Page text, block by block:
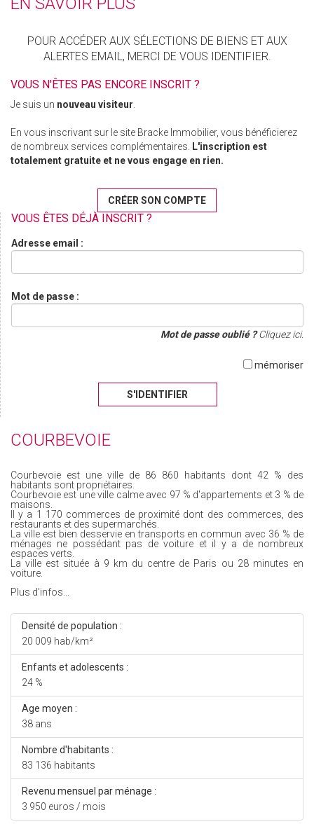
POUR ACCÉDER AUX SÉLECTIONS DE BIENS ET AUX
ALERTES EMAIL, MERCI DE VOUS IDENTIFIER.
VOUS N'ÊTES PAS ENCORE INSCRIT ?
Je suis un nouveau visiteur.
En vous inscrivant sur le site Bracke Immobilier, vous bénéficierez
de nombreux services complémentaires. L'inscription est
totalement gratuite et ne vous engage en rien.
CRÉER SON COMPTE
VOUS ÊTES DÉJÀ INSCRIT ?
Adresse email :
Mot de passe :
Mot de passe oublié ?Cliquez ici.
mémoriser
S'IDENTIFIER
COURBEVOIE
Courbevoie est une ville de 86 860 habitants dont 42 % des
habitants sont propriétaires.
Courbevoie est une ville calme avec 97 % d'appartements et 3 % de
maisons.
Il y a 1 170 commerces de proximité dont des commerces, des
restaurants et des supermarchés.
La ville est bien desservie en transports en commun avec 36 % de
ménages ne possédant pas de voiture et il y a de nombreux
espaces verts.
La ville est située à 9 km du centre de Paris ou 28 minutes en
voiture.
Plus d'infos...
Densité de population :
20 009 hab/km²
Enfants et adolescents :
24 %
Age moyen :
38 ans
Nombre d'habitants :
83 136 habitants
Revenu mensuel par ménage :
3 950 euros / mois